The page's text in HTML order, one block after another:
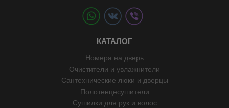
КАТАЛОГ
Номера на дверь
Очистители и увлажнители
Сантехнические люки и дверцы
Полотенцесушители
Сушилки для рук и волос